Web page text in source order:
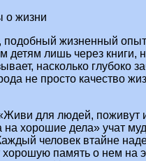
подобный жизненный
детям лишь через книги,
насколько глубоко
не просто качество
для людей, поживут
на хорошие дела» учат
человек втайне
хорошую память о нем на